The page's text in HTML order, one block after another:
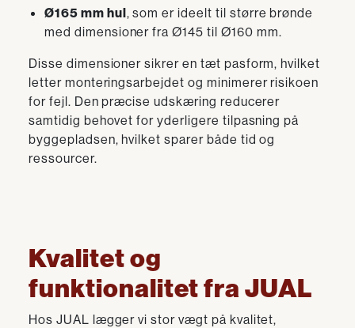
Ø165 mm hul, som er ideelt til større brønde
med dimensioner fra Ø145 til Ø160 mm.
Disse dimensioner sikrer en tæt pasform, hvilket
letter monteringsarbejdet og minimerer risikoen
for fejl. Den præcise udskæring reducerer
samtidig behovet for yderligere tilpasning på
byggepladsen, hvilket sparer både tid og
ressourcer.
Kvalitet og
funktionalitet fra JUAL
Hos JUAL lægger vi stor vægt på kvalitet,